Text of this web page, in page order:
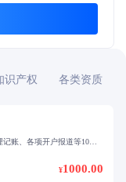
识产权 各类资质
账、各项开户报道等10多
¥1000.00